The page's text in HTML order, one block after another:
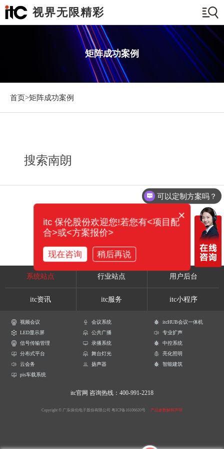
视界无限精彩
矩阵成功案例
首页>矩阵成功案例
搜索南朗
系统站点 行业站点 用户后台
itc资讯 itc服务 itc小程序
视频会议 会议系统
itcHUB会议一体机
LED显示屏
公共广播
专业扩声
信号传输管理
录播系统
中控系统
分布式平台
舞台灯光
亮化照明
云会务
扬声器
智能建筑
pis车载系统
itc官网 咨询热线：400-991-2218
Copyright © 广东保伦电子股份有限公司 粤ICP备16106620号 产品参数解释声明
可以定制方案吗？
×
itc 保伦股份欢迎您!若您有<项目配
合>或<方案报价>
现在咨询 稍后再说